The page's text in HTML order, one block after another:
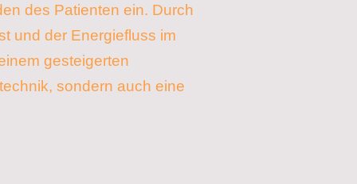
des Patienten ein. Durch
und der Energiefluss im
gesteigerten
sondern auch eine